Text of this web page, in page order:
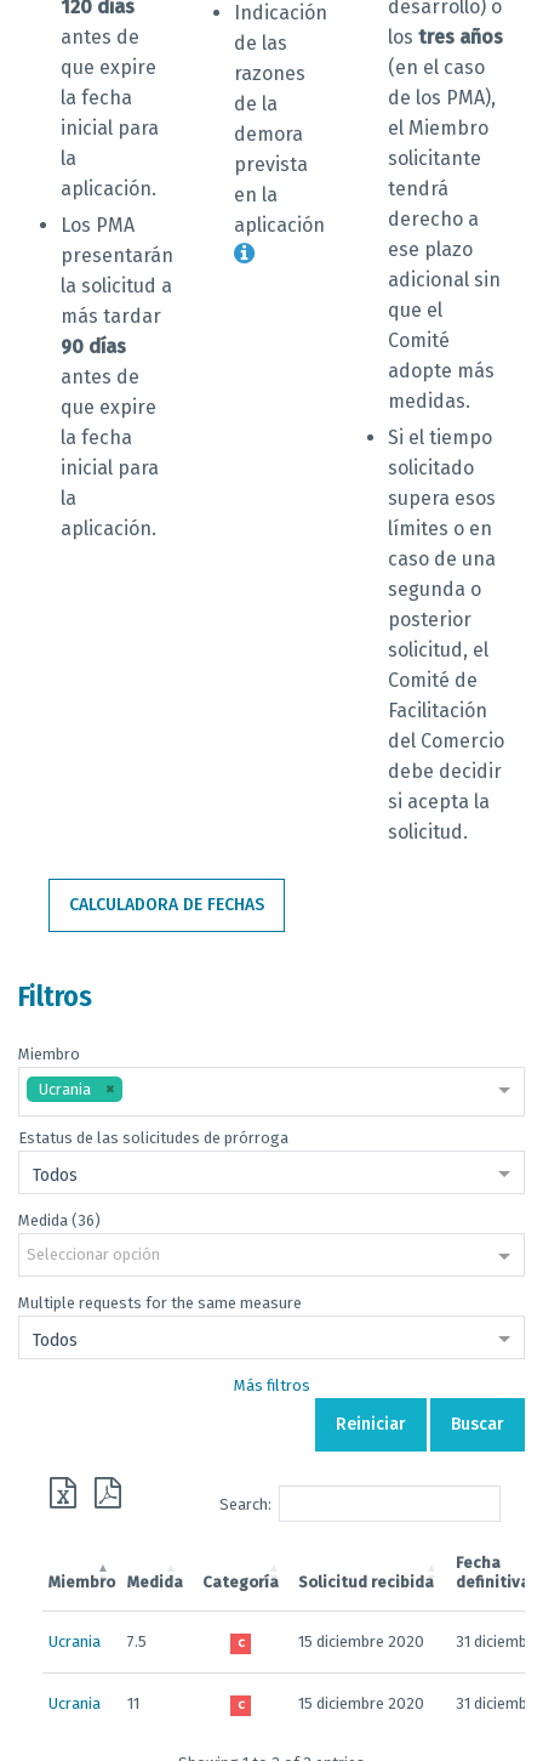
120 días
antes de
que expire
la fecha
inicial para
la
aplicación.
Los PMA
presentarán
la solicitud a
más tardar
90 días
antes de
que expire
la fecha
inicial para
la
aplicación.
Indicación
de las
razones
de la
demora
prevista
en la
aplicación
desarrollo) o
los tres años
(en el caso
de los PMA),
el Miembro
solicitante
tendrá
derecho a
ese plazo
adicional sin
que el
Comité
adopte más
medidas.
Si el tiempo
solicitado
supera esos
límites o en
caso de una
segunda o
posterior
solicitud, el
Comité de
Facilitación
del Comercio
debe decidir
si acepta la
solicitud.
CALCULADORA DE FECHAS
Filtros
Miembro
Ucrania
Estatus de las solicitudes de prórroga
Todos
Medida (36)
Seleccionar opción
Multiple requests for the same measure
Todos
Más filtros
Reiniciar Buscar
Search:
Miembro Medida Categoría Solicitud recibida
Fecha
definitiva
Ucrania 7.5 C 15 diciembre 2020 31
Ucrania 11 C 15 diciembre 2020 31